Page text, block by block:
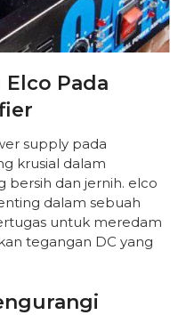
Pada
supply pada
krusial dalam
bersih dan jernih. elco
dalam sebuah
untuk meredam
tegangan DC yang